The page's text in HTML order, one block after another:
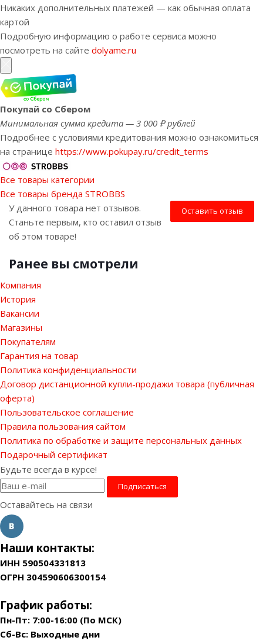
Никаких дополнительных платежей — как обычная оплата
картой
Подробную информацию о работе сервиса можно
посмотреть на сайте dolyame.ru
Покупай со Сбером
Минимальная сумма кредита — 3 000 ₽ рублей
Подробнее с условиями кредитования можно ознакомиться
на странице https://www.pokupay.ru/credit_terms
Все товары категории
Все товары бренда STROBBS
Оставить отзыв
У данного товара нет отзывов.
Станьте первым, кто оставил отзыв
об этом товаре!
Ранее вы смотрели
Компания
История
Вакансии
Магазины
Покупателям
Гарантия на товар
Политика конфиденциальности
Договор дистанционной купли-продажи товара (публичная
оферта)
Пользовательское соглашение
Правила пользования сайтом
Политика по обработке и защите персональных данных
Подарочный сертификат
Будьте всегда в курсе!
Оставайтесь на связи
Наши контакты:
ИНН 590504331813
ОГРН 304590606300154
График работы:
Пн-Пт: 7:00-16:00 (По МСК)
Сб-Вс: Выходные дни